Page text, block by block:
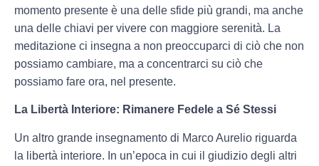
momento presente è una delle sfide più grandi, ma anche
una delle chiavi per vivere con maggiore serenità. La
meditazione ci insegna a non preoccuparci di ciò che non
possiamo cambiare, ma a concentrarci su ciò che
possiamo fare ora, nel presente.
La Libertà Interiore: Rimanere Fedele a Sé Stessi
Un altro grande insegnamento di Marco Aurelio riguarda
la libertà interiore. In un’epoca in cui il giudizio degli altri